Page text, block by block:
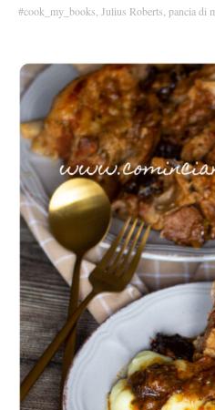
#cook_my_books Julius Roberts pancia di